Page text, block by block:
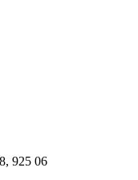
925 06